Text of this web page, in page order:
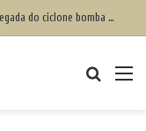
Defesa Civil Nacional alerta população para chegada do ciclone bomba ‘ventos superiores a 100 km/h’